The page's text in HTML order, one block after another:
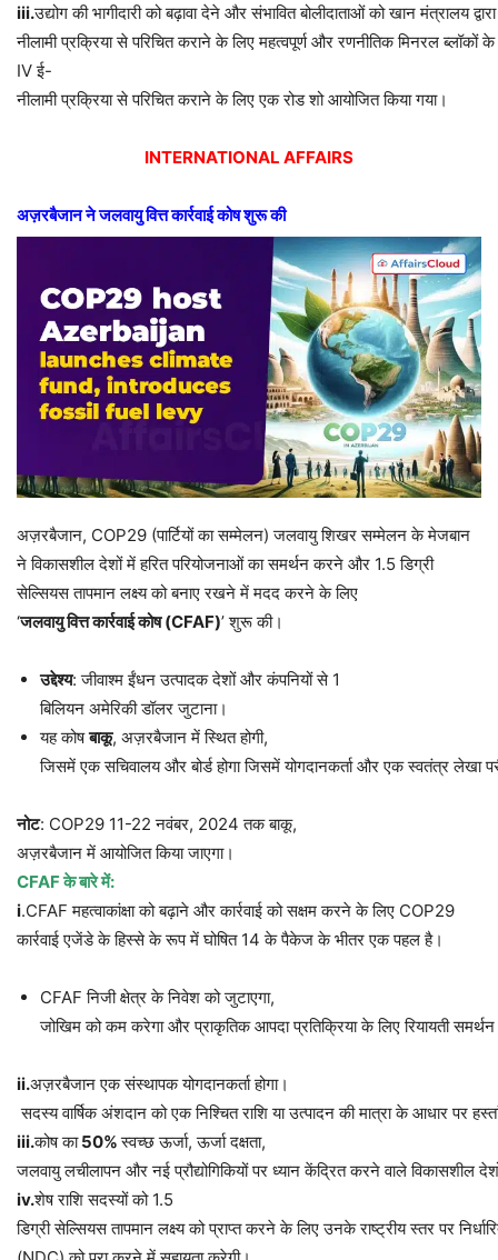
iii.उद्योग की भागीदारी को बढ़ावा देने और संभावित बोलीदाताओं को खान मंत्रालय
नीलामी प्रक्रिया से परिचित कराने के लिए महत्वपूर्ण और रणनीतिक मिनरल ब्लॉकों
IV ई-
नीलामी प्रक्रिया से परिचित कराने के लिए एक रोड शो आयोजित किया गया।
INTERNATIONAL AFFAIRS
अज़रबैजाननेजलवायुवित्तकार्रवाईकोषशुरूकी
अज़रबैजान, COP29 (पार्टियों का सम्मेलन) जलवायु शिखर सम्मेलन के मेजबान
ने विकासशील देशों में हरित परियोजनाओं का समर्थन करने और 1.5 डिग्री
सेल्सियस तापमान लक्ष्य को बनाए रखने में मदद करने के लिए
‘जलवायुवित्तकार्रवाईकोष(CFAF)’ शुरू की।
उद्देश्य: जीवाश्म ईंधन उत्पादक देशों और कंपनियों से 1
बिलियन अमेरिकी डॉलर जुटाना।
यह कोषबाकू, अज़रबैजान में स्थित होगी,
जिसमें एक सचिवालय और बोर्ड होगा जिसमें योगदानकर्ता और एक स्वतंत्र लेखा
नोट: COP29 11-22 नवंबर, 2024 तक बाकू,
अज़रबैजान में आयोजित किया जाएगा।
CFAFकेबारेमें:
i.CFAF महत्वाकांक्षा को बढ़ाने और कार्रवाई को सक्षम करने के लिए COP29
कार्रवाई एजेंडे के हिस्से के रूप में घोषित 14 के पैकेज के भीतर एक पहल है।
CFAF निजी क्षेत्र के निवेश को जुटाएगा,
जोखिम को कम करेगा और प्राकृतिक आपदा प्रतिक्रिया के लिए रियायती
ii.अज़रबैजान एक संस्थापक योगदानकर्ता होगा।
सदस्य वार्षिक अंशदान को एक निश्चित राशि या उत्पादन की मात्रा के आधार पर
iii.कोष का50%स्वच्छ ऊर्जा, ऊर्जा दक्षता,
जलवायु लचीलापन और नई प्रौद्योगिकियों पर ध्यान केंद्रित करने वाले विकासशील
iv.शेष राशि सदस्यों को 1.5
डिग्री सेल्सियस तापमान लक्ष्य को प्राप्त करने के लिए उनके राष्ट्रीय स्तर पर